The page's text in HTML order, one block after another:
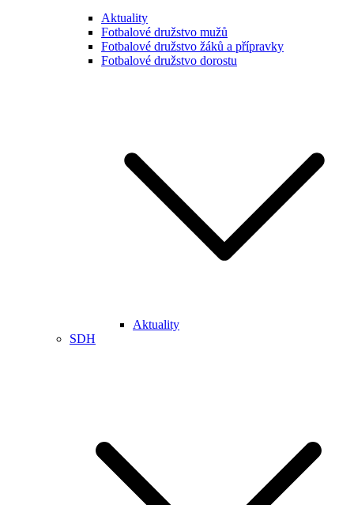
Aktuality
Fotbalové družstvo mužů
Fotbalové družstvo žáků a přípravky
Fotbalové družstvo dorostu
Aktuality
SDH